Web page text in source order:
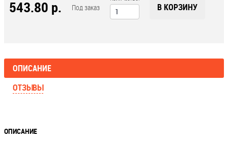
543.80 р. Под заказ В КОРЗИНУ
ОПИСАНИЕ
ОТЗЫВЫ
ОПИСАНИЕ